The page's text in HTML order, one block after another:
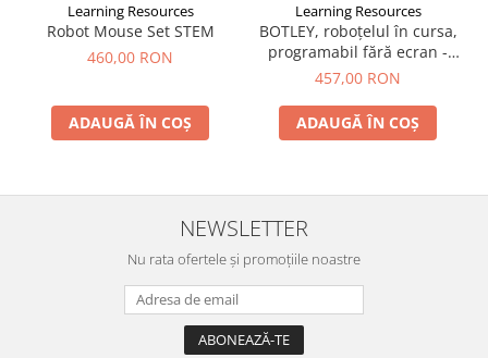
Learning Resources
Robot Mouse Set STEM
460,00 RON
ADAUGĂ ÎN COȘ
Learning Resources
BOTLEY, roboțelul în cursa,
programabil fără ecran -
Learning Resources
457,00 RON
ADAUGĂ ÎN COȘ
NEWSLETTER
Nu rata ofertele și promoțiile noastre